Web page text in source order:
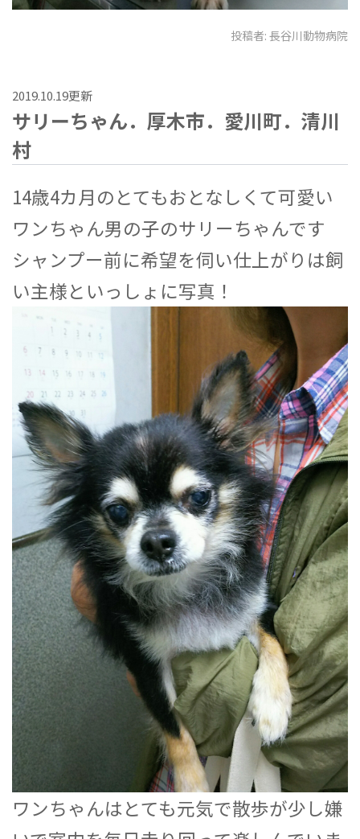
投稿者: 長谷川動物病院
2019.10.19更新
サリーちゃん．厚木市．愛川町．清川
村
14歳4カ月のとてもおとなしくて可愛い
ワンちゃん男の子のサリーちゃんです
シャンプー前に希望を伺い仕上がりは飼
い主様といっしょに写真！
ワンちゃんはとても元気で散歩が少し嫌